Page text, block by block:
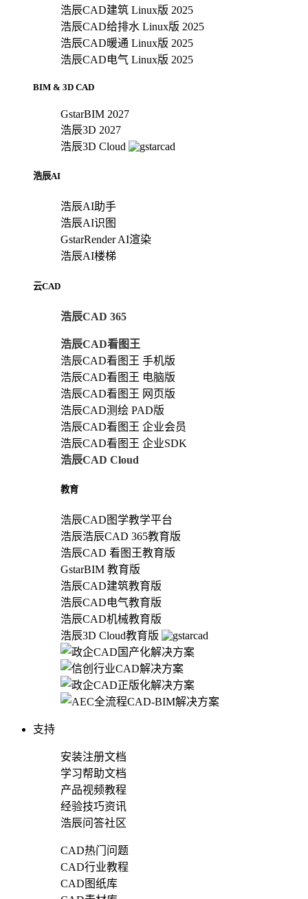
浩辰CAD建筑 Linux版 2025
浩辰CAD给排水 Linux版 2025
浩辰CAD暖通 Linux版 2025
浩辰CAD电气 Linux版 2025
BIM & 3D CAD
GstarBIM 2027
浩辰3D 2027
浩辰3D Cloud
浩辰AI
浩辰AI助手
浩辰AI识图
GstarRender AI渲染
浩辰AI楼梯
云CAD
浩辰CAD 365
浩辰CAD看图王
浩辰CAD看图王 手机版
浩辰CAD看图王 电脑版
浩辰CAD看图王 网页版
浩辰CAD测绘 PAD版
浩辰CAD看图王 企业会员
浩辰CAD看图王 企业SDK
浩辰CAD Cloud
教育
浩辰CAD图学教学平台
浩辰浩辰CAD 365教育版
浩辰CAD 看图王教育版
GstarBIM 教育版
浩辰CAD建筑教育版
浩辰CAD电气教育版
浩辰CAD机械教育版
浩辰3D Cloud教育版
支持
安装注册文档
学习帮助文档
产品视频教程
经验技巧资讯
浩辰问答社区
CAD热门问题
CAD行业教程
CAD图纸库